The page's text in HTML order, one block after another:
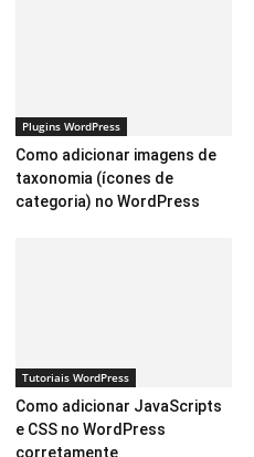
Plugins WordPress
Como adicionar imagens de
taxonomia (ícones de
categoria) no WordPress
Tutoriais WordPress
Como adicionar JavaScripts
e CSS no WordPress
corretamente